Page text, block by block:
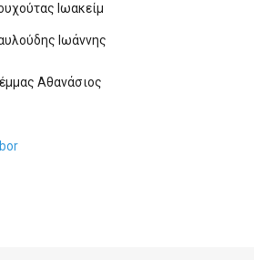
Ιωακείμ
Ιωάννης
Αθανάσιος